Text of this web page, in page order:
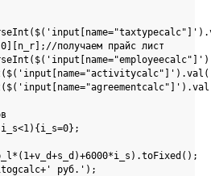
получаем прайс лист
руб.');